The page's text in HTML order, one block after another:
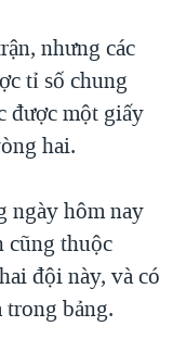
nhưng các
tỉ số chung
được một giấy
hai.
ngày hôm nay
cũng thuộc
đội này, và có
trong bảng.